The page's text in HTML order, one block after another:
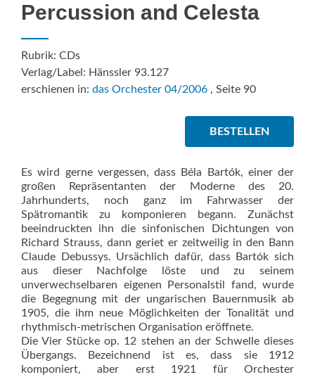
Percussion and Celesta
Rubrik: CDs
Verlag/Label: Hänssler 93.127
erschienen in: das Orchester 04/2006 , Seite 90
BESTELLEN
Es wird gerne vergessen, dass Béla Bartók, einer der
großen Repräsentanten der Moderne des 20.
Jahrhunderts, noch ganz im Fahrwasser der
Spätromantik zu komponieren begann. Zunächst
beeindruckten ihn die sinfonischen Dichtungen von
Richard Strauss, dann geriet er zeitweilig in den Bann
Claude Debussys. Ursächlich dafür, dass Bartók sich
aus dieser Nachfolge löste und zu seinem
unverwechselbaren eigenen Personalstil fand, wurde
die Begegnung mit der ungarischen Bauernmusik ab
1905, die ihm neue Möglichkeiten der Tonalität und
rhythmisch-metrischen Organisation eröffnete.
Die Vier Stücke op. 12 stehen an der Schwelle dieses
Übergangs. Bezeichnend ist es, dass sie 1912
komponiert, aber erst 1921 für Orchester